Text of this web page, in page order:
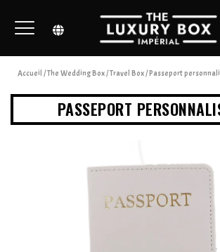
Accueil /The Wedding Box/Travel Box/ Passeport
PASSEPORT